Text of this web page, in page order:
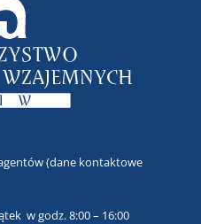
(dane kontaktowe
w godz. 8:00 – 16:00